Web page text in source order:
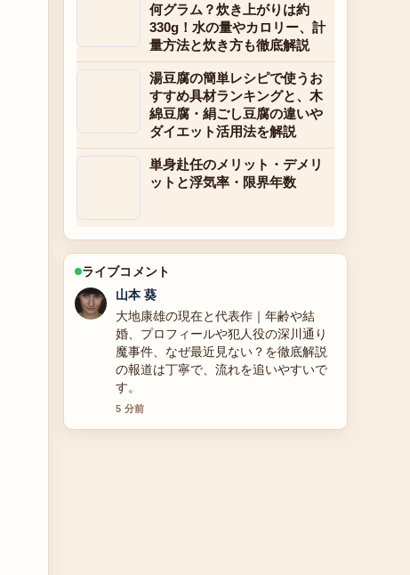
何グラム？炊き上がりは約
330g！水の量やカロリー、計
量方法と炊き方も徹底解説
湯豆腐の簡単レシピで使うお
すすめ具材ランキングと、木
綿豆腐・絹ごし豆腐の違いや
ダイエット活用法を解説
単身赴任のメリット・デメリ
ットと浮気率・限界年数
ライブコメント
山本 葵
大地康雄の現在と代表作｜年齢や結
婚、プロフィールや犯人役の深川通り
魔事件、なぜ最近見ない？を徹底解説
の報道は丁寧で、流れを追いやすいで
す。
5 分前